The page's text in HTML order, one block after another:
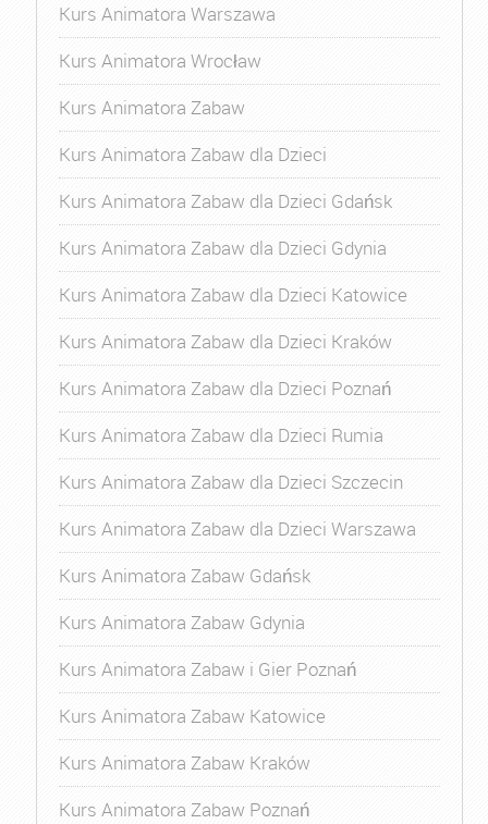
Kurs Animatora Warszawa
Kurs Animatora Wrocław
Kurs Animatora Zabaw
Kurs Animatora Zabaw dla Dzieci
Kurs Animatora Zabaw dla Dzieci Gdańsk
Kurs Animatora Zabaw dla Dzieci Gdynia
Kurs Animatora Zabaw dla Dzieci Katowice
Kurs Animatora Zabaw dla Dzieci Kraków
Kurs Animatora Zabaw dla Dzieci Poznań
Kurs Animatora Zabaw dla Dzieci Rumia
Kurs Animatora Zabaw dla Dzieci Szczecin
Kurs Animatora Zabaw dla Dzieci Warszawa
Kurs Animatora Zabaw Gdańsk
Kurs Animatora Zabaw Gdynia
Kurs Animatora Zabaw i Gier Poznań
Kurs Animatora Zabaw Katowice
Kurs Animatora Zabaw Kraków
Kurs Animatora Zabaw Poznań